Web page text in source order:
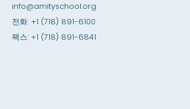
info@amityschool.org
전화: +1 (718) 891-6100
팩스: +1 (718) 891-6841